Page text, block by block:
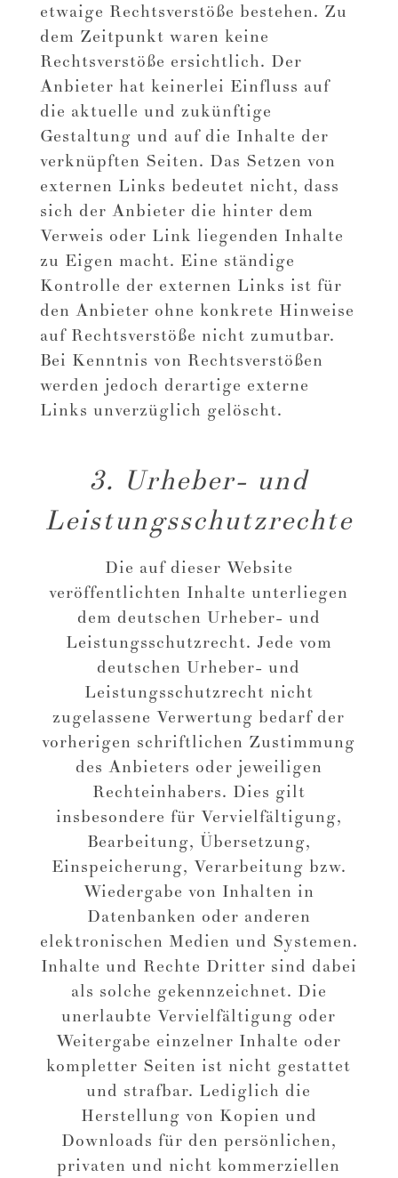
etwaige Rechtsverstöße bestehen. Zu
dem Zeitpunkt waren keine
Rechtsverstöße ersichtlich. Der
Anbieter hat keinerlei Einfluss auf
die aktuelle und zukünftige
Gestaltung und auf die Inhalte der
verknüpften Seiten. Das Setzen von
externen Links bedeutet nicht, dass
sich der Anbieter die hinter dem
Verweis oder Link liegenden Inhalte
zu Eigen macht. Eine ständige
Kontrolle der externen Links ist für
den Anbieter ohne konkrete Hinweise
auf Rechtsverstöße nicht zumutbar.
Bei Kenntnis von Rechtsverstößen
werden jedoch derartige externe
Links unverzüglich gelöscht.
3. Urheber- und
Leistungsschutzrechte
Die auf dieser Website
veröffentlichten Inhalte unterliegen
dem deutschen Urheber- und
Leistungsschutzrecht. Jede vom
deutschen Urheber- und
Leistungsschutzrecht nicht
zugelassene Verwertung bedarf der
vorherigen schriftlichen Zustimmung
des Anbieters oder jeweiligen
Rechteinhabers. Dies gilt
insbesondere für Vervielfältigung,
Bearbeitung, Übersetzung,
Einspeicherung, Verarbeitung bzw.
Wiedergabe von Inhalten in
Datenbanken oder anderen
elektronischen Medien und Systemen.
Inhalte und Rechte Dritter sind dabei
als solche gekennzeichnet. Die
unerlaubte Vervielfältigung oder
Weitergabe einzelner Inhalte oder
kompletter Seiten ist nicht gestattet
und strafbar. Lediglich die
Herstellung von Kopien und
Downloads für den persönlichen,
privaten und nicht kommerziellen